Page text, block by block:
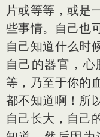
片或等等，或是
些事情。自己也
自己知道什么时
自己的器官，
等，乃至于你的
都不知道啊！所
自己长大，自己